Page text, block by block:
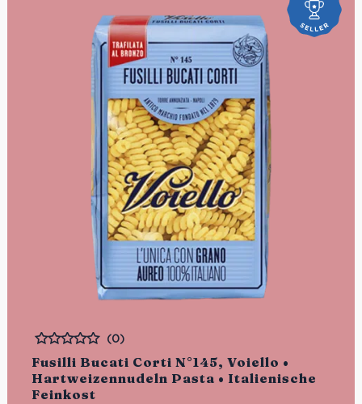
Fusilli Bucati Corti N°145, Voiello •
Hartweizennudeln Pasta • Italienische
Feinkost
Bewertet
(0)